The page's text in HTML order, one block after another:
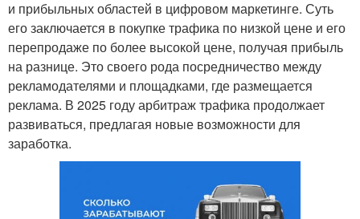
и прибыльных областей в цифровом маркетинге. Суть
его заключается в покупке трафика по низкой цене и его
перепродаже по более высокой цене, получая прибыль
на разнице. Это своего рода посредничество между
рекламодателями и площадками, где размещается
реклама. В 2025 году арбитраж трафика продолжает
развиваться, предлагая новые возможности для
заработка.